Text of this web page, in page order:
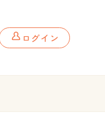
ログイン